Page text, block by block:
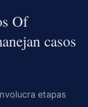
Of
casos
etapas